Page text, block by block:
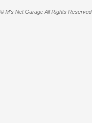
© M's Net Garage All Rights Reserved